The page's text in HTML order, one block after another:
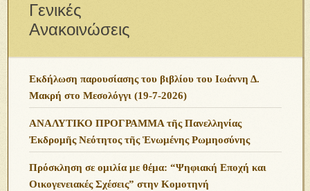
Γενικές
Ανακοινώσεις
Εκδήλωση παρουσίασης του βιβλίου του Ιωάννη Δ.
Μακρή στο Μεσολόγγι (19-7-2026)
ΑΝΑΛΥΤΙΚΟ ΠΡΟΓΡΑΜΜΑ τῆς Πανελληνίας
Ἐκδρομῆς Νεότητος τῆς Ἑνωμένης Ρωμηοσύνης
Πρόσκληση σε ομιλία με θέμα: “Ψηφιακή Εποχή και
Οικογενειακές Σχέσεις” στην Κομοτηνή